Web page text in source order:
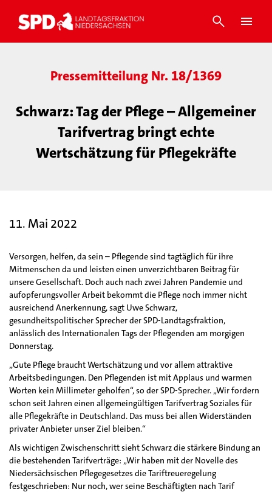
Pressemitteilung Nr. 18/1369
Schwarz: Tag der Pflege – Allgemeiner
Tarifvertrag bringt echte
Wertschätzung für Pflegekräfte
11. Mai 2022
Versorgen, helfen, da sein – Pflegende sind tagtäglich für ihre
Mitmenschen da und leisten einen unverzichtbaren Beitrag für
unsere Gesellschaft. Doch auch nach zwei Jahren Pandemie und
aufopferungsvoller Arbeit bekommt die Pflege noch immer nicht
ausreichend Anerkennung, sagt Uwe Schwarz,
gesundheitspolitischer Sprecher der SPD-Landtagsfraktion,
anlässlich des Internationalen Tags der Pflegenden am morgigen
Donnerstag.
„Gute Pflege braucht Wertschätzung und vor allem attraktive
Arbeitsbedingungen. Den Pflegenden ist mit Applaus und warmen
Worten kein Millimeter geholfen“, so der SPD-Sprecher. „Wir fordern
schon seit Jahren einen allgemeingültigen Tarifvertrag Soziales für
alle Pflegekräfte in Deutschland. Das muss bei allen Widerständen
privater Anbieter unser Ziel bleiben.“
Als wichtigen Zwischenschritt sieht Schwarz die stärkere Bindung an
die bestehenden Tarifverträge: „Wir haben mit der Novelle des
Niedersächsischen Pflegegesetzes die Tariftreueregelung
festgeschrieben: Nur noch, wer seine Beschäftigten nach Tarif